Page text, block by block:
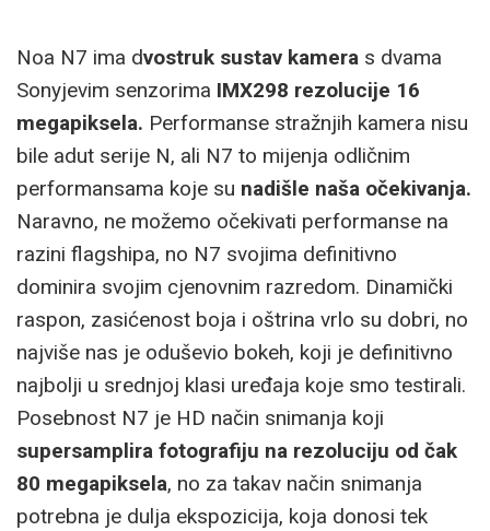
Noa N7 ima dvostruk sustav kamera s dvama
Sonyjevim senzorima IMX298 rezolucije 16
megapiksela. Performanse stražnjih kamera nisu
bile adut serije N, ali N7 to mijenja odličnim
performansama koje su nadišle naša očekivanja.
Naravno, ne možemo očekivati performanse na
razini flagshipa, no N7 svojima definitivno
dominira svojim cjenovnim razredom. Dinamički
raspon, zasićenost boja i oštrina vrlo su dobri, no
najviše nas je oduševio bokeh, koji je definitivno
najbolji u srednjoj klasi uređaja koje smo testirali.
Posebnost N7 je HD način snimanja koji
supersamplira fotografiju na rezoluciju od čak
80 megapiksela, no za takav način snimanja
potrebna je dulja ekspozicija, koja donosi tek